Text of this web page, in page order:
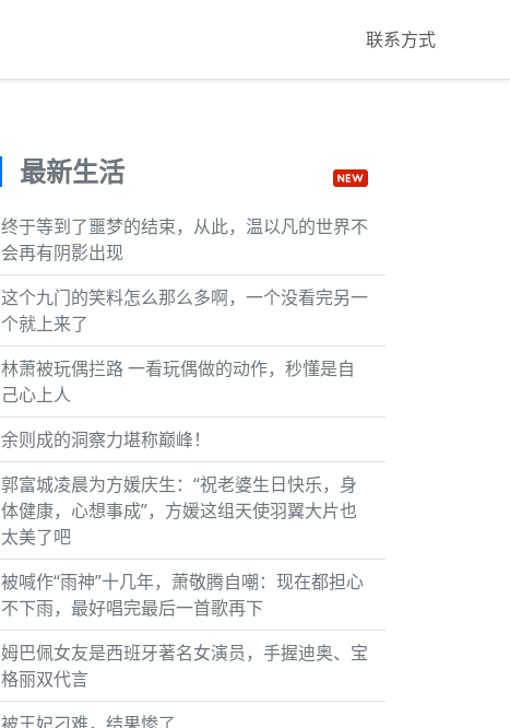
联系方式
最新生活
终于等到了噩梦的结束，从此，温以凡的世界不
会再有阴影出现
这个九门的笑料怎么那么多啊，一个没看完另一
个就上来了
林萧被玩偶拦路 一看玩偶做的动作，秒懂是自
己心上人
余则成的洞察力堪称巅峰！
郭富城凌晨为方媛庆生：“祝老婆生日快乐，身
体健康，心想事成”，方媛这组天使羽翼大片也
太美了吧
被喊作“雨神”十几年，萧敬腾自嘲：现在都担心
不下雨，最好唱完最后一首歌再下
姆巴佩女友是西班牙著名女演员，手握迪奥、宝
格丽双代言